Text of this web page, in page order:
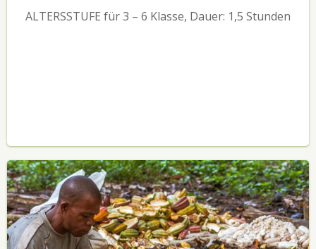
ALTERSSTUFE für 3 – 6 Klasse, Dauer: 1,5 Stunden